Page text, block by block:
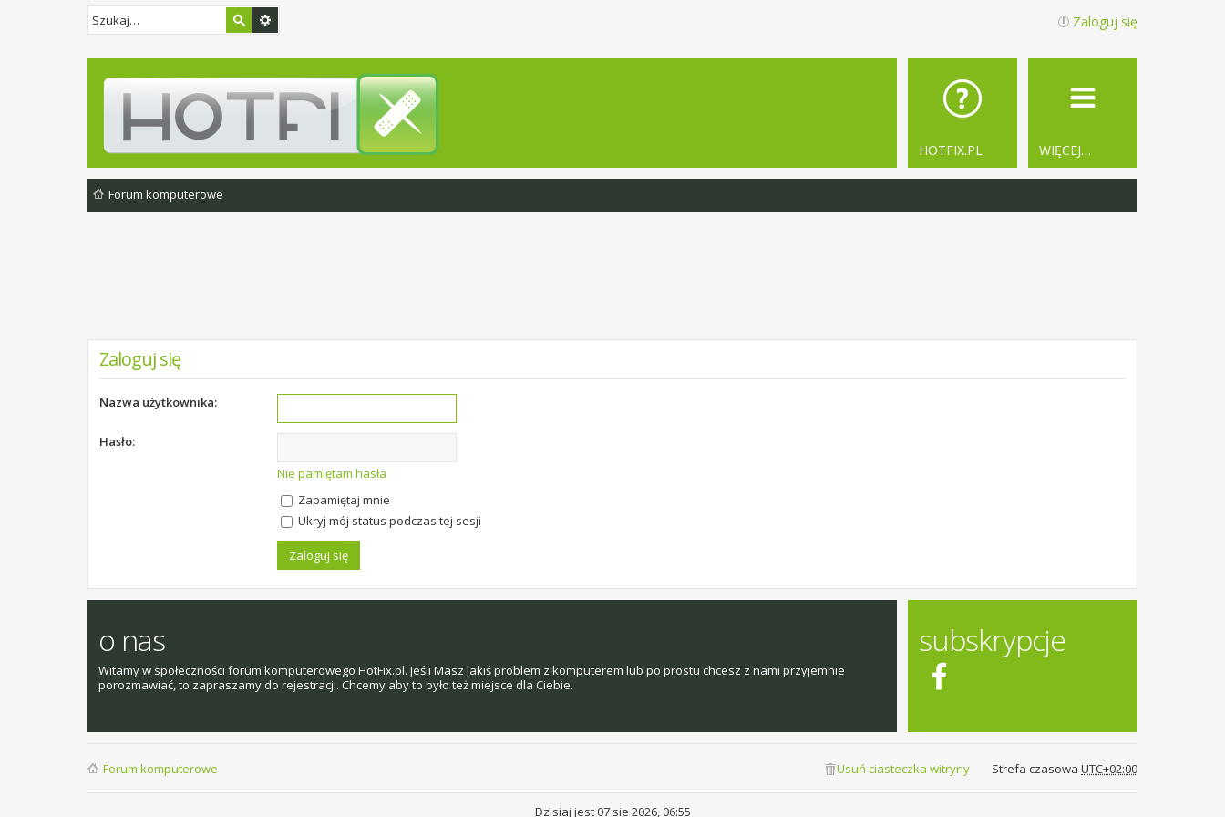
Zaloguj się
WIĘCEJ…
HOTFIX.PL
Forum komputerowe
Zaloguj się
Nazwa użytkownika:
Hasło:
Nie pamiętam hasła
Zapamiętaj mnie
Ukryj mój status podczas tej sesji
o nas
Witamy w społeczności forum komputerowego HotFix.pl. Jeśli Masz jakiś problem z komputerem lub po prostu chcesz z nami przyjemnie
porozmawiać, to zapraszamy do rejestracji. Chcemy aby to było też miejsce dla Ciebie.
subskrypcje
Forum komputerowe Strefa czasowa UTC+02:00
Usuń ciasteczka witryny
Dzisiaj jest 07 sie 2026, 06:55